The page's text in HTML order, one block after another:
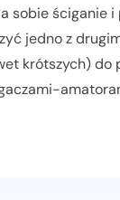
sobie ściganie
jedno z
krótszych) do